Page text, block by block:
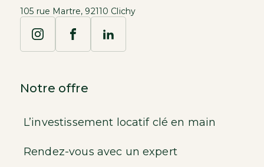
105 rue Martre, 92110 Clichy
Notre offre
L’investissement locatif clé en main
Rendez-vous avec un expert